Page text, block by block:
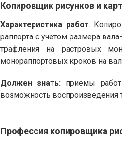
Копировщик рисунков и
Характеристика работ.
раппорта с учетом размера
трафления на растровых
монораппортовых кроков на
Должен знать: приемы
возможность воспроизведения
Профессия копировщика